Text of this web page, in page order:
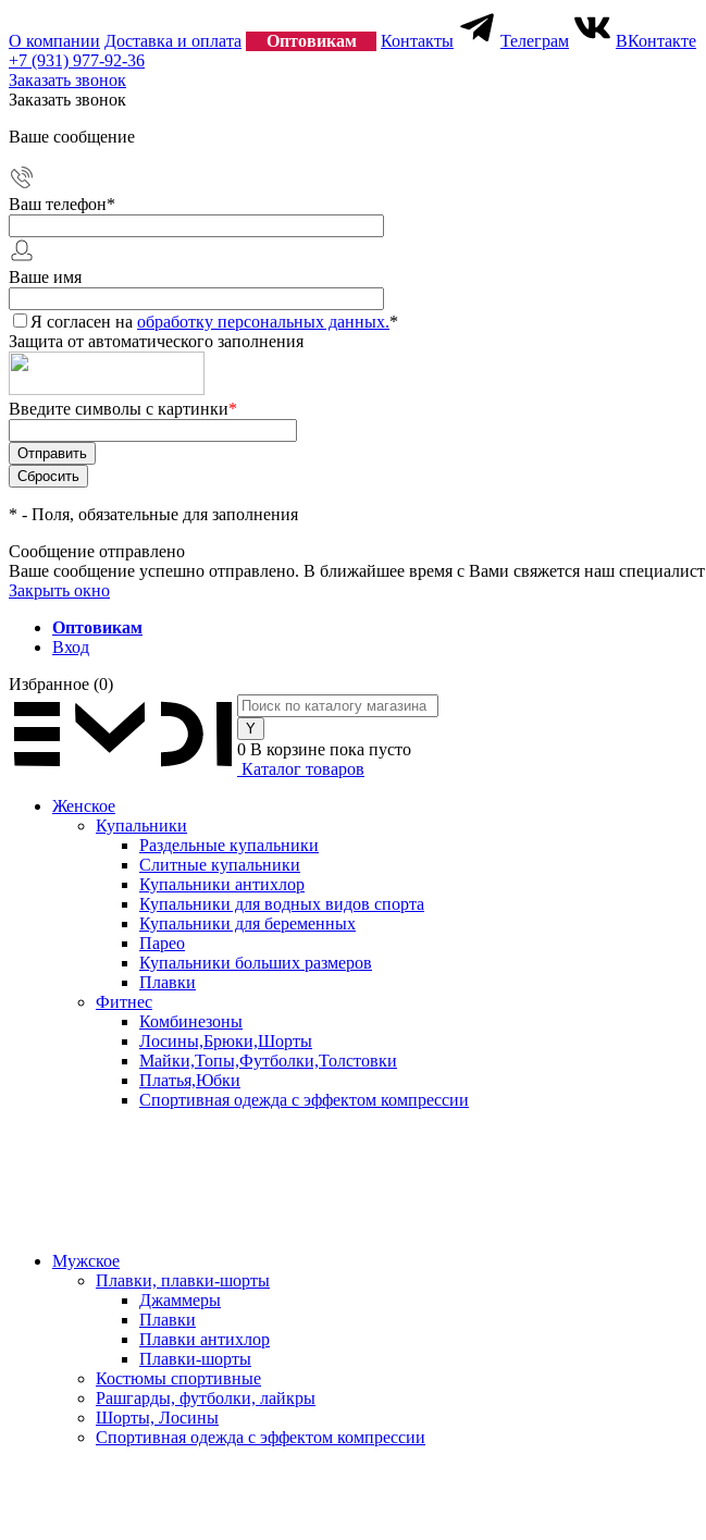
О компании Доставка и оплата Оптовикам Контакты Телеграм
ВКонтакте
+7 (931) 977-92-36
Заказать звонок
Заказать звонок
Ваше сообщение
Ваш телефон*
Ваше имя
Я согласен на обработку персональных данных.*
Защита от автоматического заполнения
Введите символы с картинки*
* - Поля, обязательные для заполнения
Сообщение отправлено
Ваше сообщение успешно отправлено. В ближайшее время с Вами свяжется наш специалист
Закрыть окно
Оптовикам
Вход
Избранное (0)
0 В корзине пока пусто
Каталог товаров
Женское
Купальники
Раздельные купальники
Слитные купальники
Купальники антихлор
Купальники для водных видов спорта
Купальники для беременных
Парео
Купальники больших размеров
Плавки
Фитнес
Комбинезоны
Лосины,Брюки,Шорты
Майки,Топы,Футболки,Толстовки
Платья,Юбки
Спортивная одежда с эффектом компрессии
Мужское
Плавки, плавки-шорты
Джаммеры
Плавки
Плавки антихлор
Плавки-шорты
Костюмы спортивные
Рашгарды, футболки, лайкры
Шорты, Лосины
Спортивная одежда с эффектом компрессии